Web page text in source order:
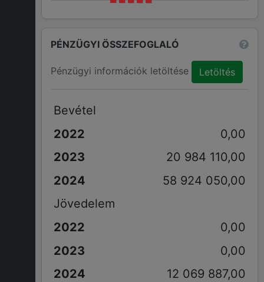
PÉNZÜGYI ÖSSZEFOGLALÓ
Pénzügyi információk letöltése Letöltés
Bevétel
0,00
20 984 110,00
58 924 050,00
Jövedelem
0,00
0,00
12 069 887,00